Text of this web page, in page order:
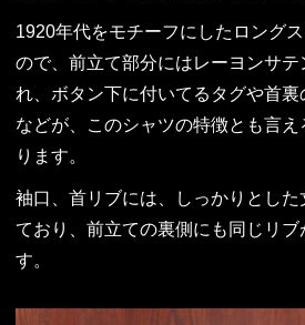
1920年代をモチーフにしたロング
ので、前立て部分にはレーヨンサテ
れ、ボタン下に付いてるタグや首裏
などが、このシャツの特徴とも言
ります。
袖口、首リブには、しっかりとした
ており、前立ての裏側にも同じリブ
す。